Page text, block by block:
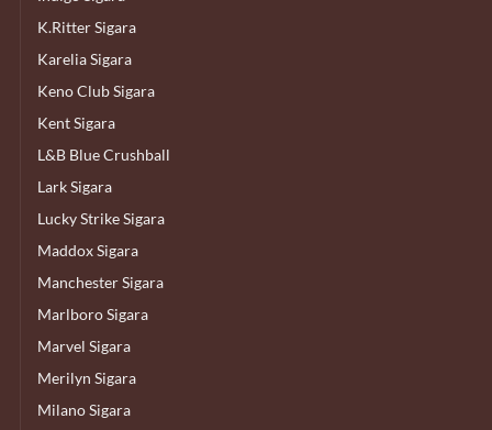
K.Ritter Sigara
Karelia Sigara
Keno Club Sigara
Kent Sigara
L&B Blue Crushball
Lark Sigara
Lucky Strike Sigara
Maddox Sigara
Manchester Sigara
Marlboro Sigara
Marvel Sigara
Merilyn Sigara
Milano Sigara